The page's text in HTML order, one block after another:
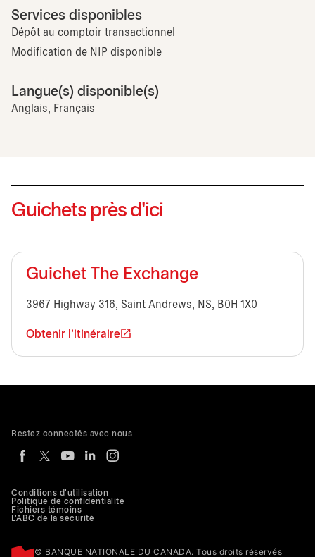
Services disponibles
Dépôt au comptoir transactionnel
Modification de NIP disponible
Langue(s) disponible(s)
Anglais, Français
Guichets près d'ici
Guichet The Exchange
3967 Highway 316, Saint Andrews, NS, B0H 1X0
Obtenir l'itinéraire
Conditions d'utilisation
Politique de confidentialité
Fichiers témoins
L'ABC de la sécurité
© BANQUE NATIONALE DU CANADA. Tous droits réservés
Restez connectés avec nous